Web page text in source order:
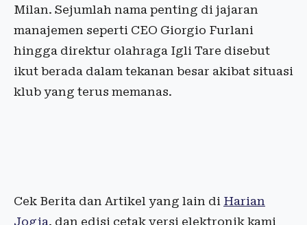
Milan. Sejumlah nama penting di jajaran
manajemen seperti CEO Giorgio Furlani
hingga direktur olahraga Igli Tare disebut
ikut berada dalam tekanan besar akibat situasi
klub yang terus memanas.
Cek Berita dan Artikel yang lain di Harian
Jogja, dan edisi cetak versi elektronik kami